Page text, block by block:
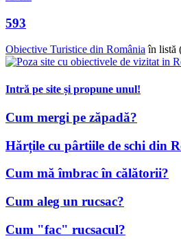
Intră pe site și propune unul!
Cum mergi pe zăpadă?
Comentarii recente